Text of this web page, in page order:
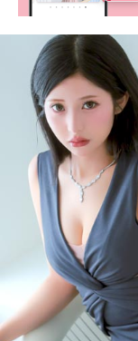
■カラーバリエーション